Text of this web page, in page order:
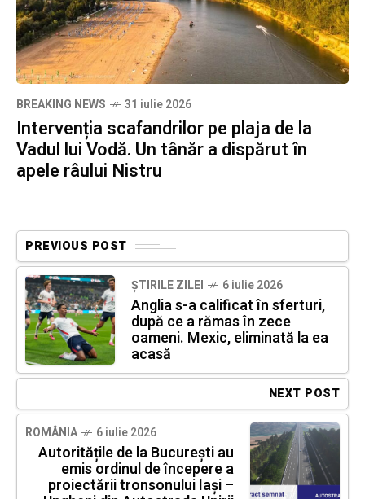
BREAKING NEWS 31 iulie 2026
Intervenția scafandrilor pe plaja de la
Vadul lui Vodă. Un tânăr a dispărut în
apele râului Nistru
PREVIOUS POST
ȘTIRILE ZILEI 6 iulie 2026
Anglia s-a calificat în sferturi,
după ce a rămas în zece
oameni. Mexic, eliminată la ea
acasă
NEXT POST
ROMÂNIA 6 iulie 2026
Autoritățile de la București au
emis ordinul de începere a
proiectării tronsonului Iași –